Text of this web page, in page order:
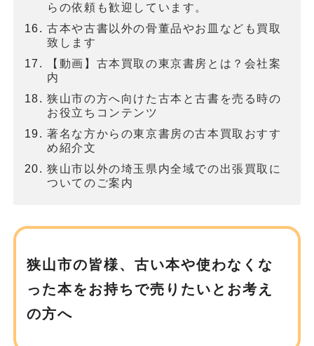
らの依頼も歓迎しています。
古本や古書以外の骨董品やお皿なども買取
致します
【動画】古本買取の東京書房とは？会社案
内
狭山市の方へ向けた古本と古書を売る時の
お役立ちコンテンツ
著名な方からの東京書房の古本買取おすす
め紹介文
狭山市以外の埼玉県内全域での出張買取に
ついてのご案内
狭山市の皆様、古い本や使わなくな
った本をお持ちで売りたいとお考え
の方へ